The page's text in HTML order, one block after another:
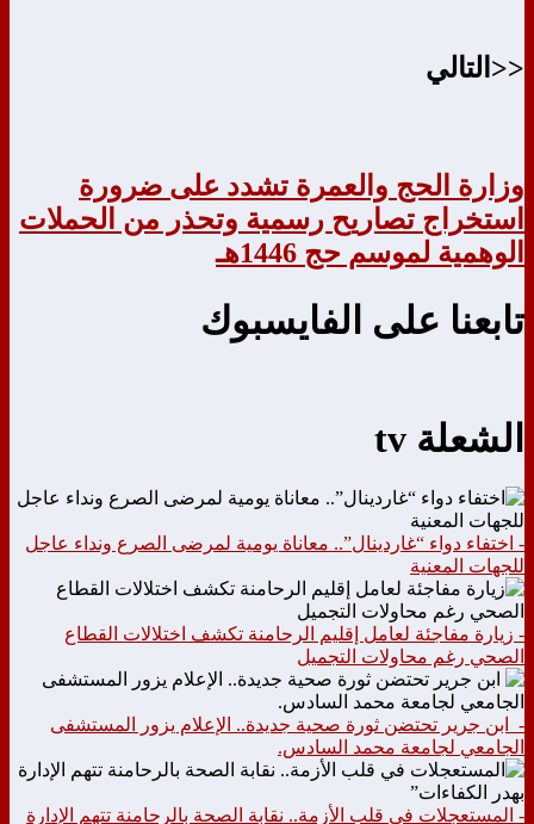
<<التالي
وزارة الحج والعمرة تشدد على ضرورة
استخراج تصاريح رسمية وتحذر من الحملات
الوهمية لموسم حج 1446هـ
تابعنا على الفايسبوك
الشعلة tv
- اختفاء دواء “غاردينال”.. معاناة يومية لمرضى الصرع ونداء عاجل
للجهات المعنية
- زيارة مفاجئة لعامل إقليم الرحامنة تكشف اختلالات القطاع
الصحي رغم محاولات التجميل
- ابن جرير تحتضن ثورة صحية جديدة.. الإعلام يزور المستشفى
الجامعي لجامعة محمد السادس.
- المستعجلات في قلب الأزمة.. نقابة الصحة بالرحامنة تتهم الإدارة